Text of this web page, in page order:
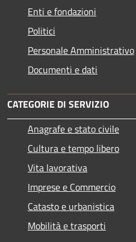
Enti e fondazioni
Politici
Personale Amministrativo
Documenti e dati
CATEGORIE DI SERVIZIO
Anagrafe e stato civile
Cultura e tempo libero
Vita lavorativa
Imprese e Commercio
Catasto e urbanistica
Mobilità e trasporti